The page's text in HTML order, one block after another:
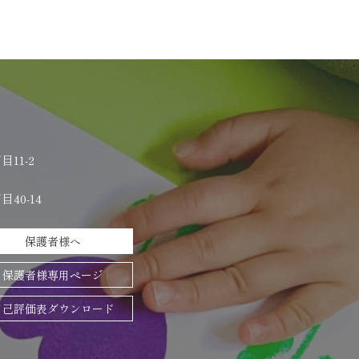
11-2
40-14
保護者様へ
保護者様専用ページ
評価表ダウンロード